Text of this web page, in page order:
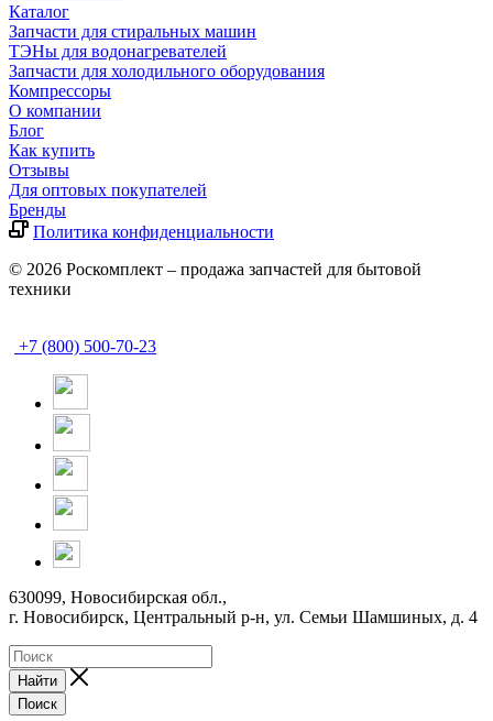
Каталог
Запчасти для стиральных машин
ТЭНы для водонагревателей
Запчасти для холодильного оборудования
Компрессоры
О компании
Блог
Как купить
Отзывы
Для оптовых покупателей
Бренды
Политика конфиденциальности
© 2026 Роскомплект – продажа запчастей для бытовой
техники
+7 (800) 500-70-23
630099, Новосибирская обл.,
г. Новосибирск, Центральный р-н, ул. Семьи Шамшиных, д. 4
Найти
Поиск